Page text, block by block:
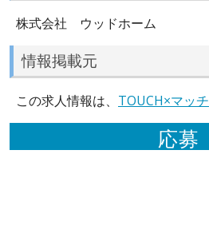
株式会社 ウッドホーム
情報掲載元
この求人情報は、 TOUCH×マッチ
応募